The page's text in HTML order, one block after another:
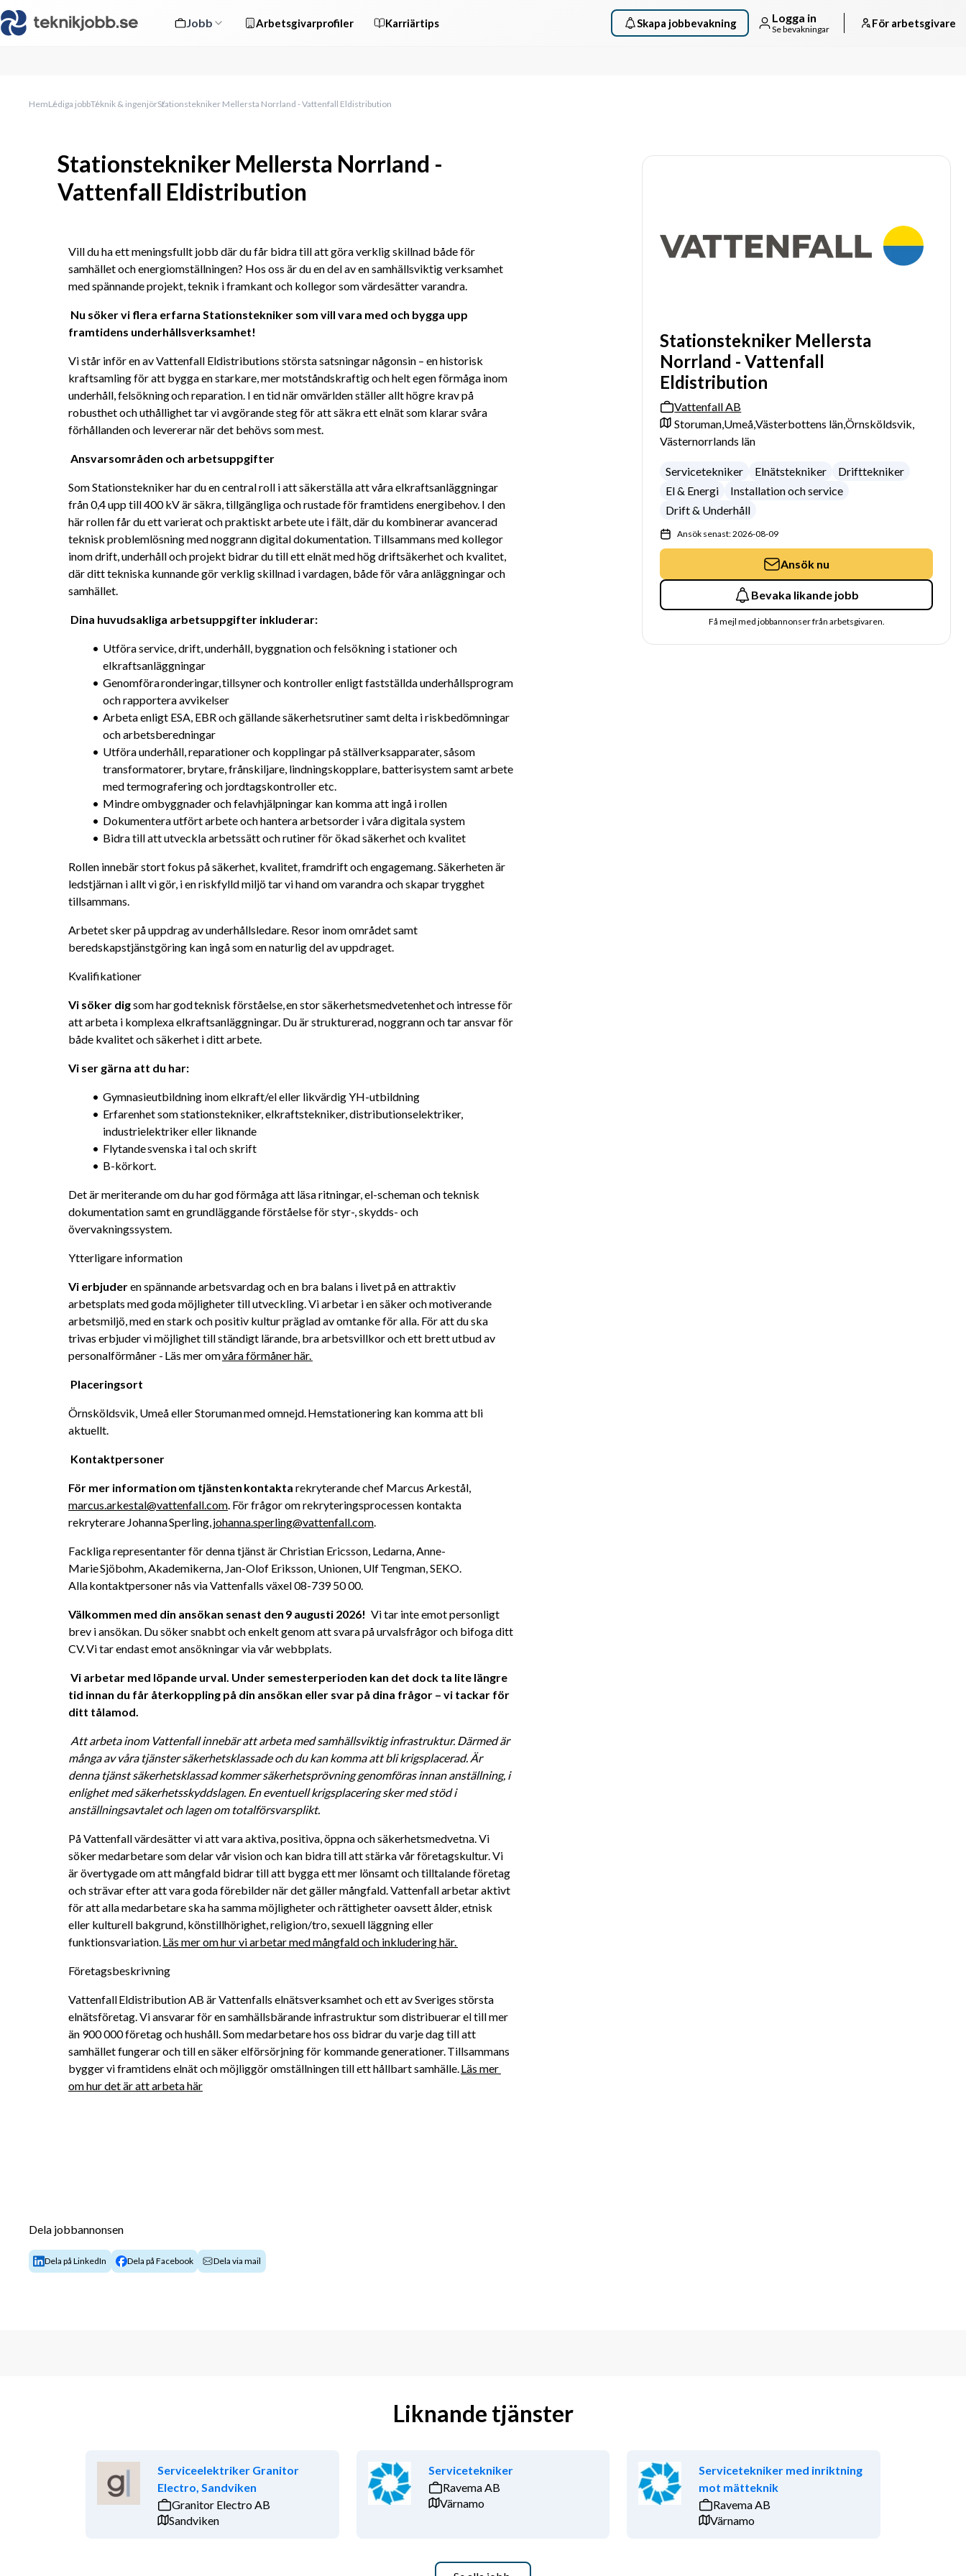
Jobb Arbetsgivarprofiler Karriärtips Skapa jobbevakning Logga in
Se bevakningar För arbetsgivare
HemLediga jobbTeknik & ingenjörStationstekniker Mellersta Norrland - Vattenfall Eldistribution
Stationstekniker Mellersta Norrland -
Vattenfall Eldistribution
Vill du ha ett meningsfullt jobb där du får bidra till att göra verklig skillnad både för
samhället och energiomställningen? Hos oss är du en del av en samhällsviktig verksamhet
med spännande projekt, teknik i framkant och kollegor som värdesätter varandra.
Nu söker vi flera erfarna Stationstekniker som vill vara med och bygga upp
framtidens underhållsverksamhet!
Vi står inför en av Vattenfall Eldistributions största satsningar någonsin – en historisk
kraftsamling för att bygga en starkare, mer motståndskraftig och helt egen förmåga inom
underhåll, felsökning och reparation. I en tid när omvärlden ställer allt högre krav på
robusthet och uthållighet tar vi avgörande steg för att säkra ett elnät som klarar svåra
förhållanden och levererar när det behövs som mest.
Ansvarsområden och arbetsuppgifter
Som Stationstekniker har du en central roll i att säkerställa att våra elkraftsanläggningar
från 0,4 upp till 400 kV är säkra, tillgängliga och rustade för framtidens energibehov. I den
här rollen får du ett varierat och praktiskt arbete ute i fält, där du kombinerar avancerad
teknisk problemlösning med noggrann digital dokumentation. Tillsammans med kollegor
inom drift, underhåll och projekt bidrar du till ett elnät med hög driftsäkerhet och kvalitet,
där ditt tekniska kunnande gör verklig skillnad i vardagen, både för våra anläggningar och
samhället.
Dina huvudsakliga arbetsuppgifter inkluderar:
Utföra service, drift, underhåll, byggnation och felsökning i stationer och
elkraftsanläggningar
Genomföra ronderingar, tillsyner och kontroller enligt fastställda underhållsprogram
och rapportera avvikelser
Arbeta enligt ESA, EBR och gällande säkerhetsrutiner samt delta i riskbedömningar
och arbetsberedningar
Utföra underhåll, reparationer och kopplingar på ställverksapparater, såsom
transformatorer, brytare, frånskiljare, lindningskopplare, batterisystem samt arbete
med termografering och jordtagskontroller etc.
Mindre ombyggnader och felavhjälpningar kan komma att ingå i rollen
Dokumentera utfört arbete och hantera arbetsorder i våra digitala system
Bidra till att utveckla arbetssätt och rutiner för ökad säkerhet och kvalitet
Rollen innebär stort fokus på säkerhet, kvalitet, framdrift och engagemang. Säkerheten är
ledstjärnan i allt vi gör, i en riskfylld miljö tar vi hand om varandra och skapar trygghet
tillsammans.
Arbetet sker på uppdrag av underhållsledare. Resor inom området samt
beredskapstjänstgöring kan ingå som en naturlig del av uppdraget.
Kvalifikationer
Vi söker dig som har god teknisk förståelse, en stor säkerhetsmedvetenhet och intresse för
att arbeta i komplexa elkraftsanläggningar. Du är strukturerad, noggrann och tar ansvar för
både kvalitet och säkerhet i ditt arbete.
Vi ser gärna att du har:
Gymnasieutbildning inom elkraft/el eller likvärdig YH-utbildning
Erfarenhet som stationstekniker, elkraftstekniker, distributionselektriker,
industrielektriker eller liknande
Flytande svenska i tal och skrift
B-körkort.
Det är meriterande om du har god förmåga att läsa ritningar, el-scheman och teknisk
dokumentation samt en grundläggande förståelse för styr-, skydds- och
övervakningssystem.
Ytterligare information
Vi erbjuder en spännande arbetsvardag och en bra balans i livet på en attraktiv
arbetsplats med goda möjligheter till utveckling. Vi arbetar i en säker och motiverande
arbetsmiljö, med en stark och positiv kultur präglad av omtanke för alla. För att du ska
trivas erbjuder vi möjlighet till ständigt lärande, bra arbetsvillkor och ett brett utbud av
personalförmåner - Läs mer om våra förmåner här.
Placeringsort
Örnsköldsvik, Umeå eller Storuman med omnejd. Hemstationering kan komma att bli
aktuellt.
Kontaktpersoner
För mer information om tjänsten kontakta
marcus.arkestal@vattenfall.com. För frågor om rekryteringsprocessen kontakta
rekryterare Johanna Sperling, johanna.sperling@vattenfall.com.
Fackliga representanter för denna tjänst är Christian Ericsson, Ledarna, Anne-
Marie Sjöbohm, Akademikerna, Jan-Olof Eriksson, Unionen, Ulf Tengman, SEKO.
Alla kontaktpersoner nås via Vattenfalls växel 08-739 50 00.
Välkommen med din ansökan senast den 9 augusti 2026! Vi tar inte emot personligt
brev i ansökan. Du söker snabbt och enkelt genom att svara på urvalsfrågor och bifoga ditt
CV. Vi tar endast emot ansökningar via vår webbplats.
Vi arbetar med löpande urval. Under semesterperioden kan det dock ta lite längre
tid innan du får återkoppling på din ansökan eller svar på dina frågor – vi tackar för
ditt tålamod.
Att arbeta inom Vattenfall innebär att arbeta med samhällsviktig infrastruktur. Därmed är
många av våra tjänster säkerhetsklassade och du kan komma att bli krigsplacerad. Är
denna tjänst säkerhetsklassad kommer säkerhetsprövning genomföras innan anställning, i
enlighet med säkerhetsskyddslagen. En eventuell krigsplacering sker med stöd i
anställningsavtalet och lagen om totalförsvarsplikt.
På Vattenfall värdesätter vi att vara aktiva, positiva, öppna och säkerhetsmedvetna. Vi
söker medarbetare som delar vår vision och kan bidra till att stärka vår företagskultur. Vi
är övertygade om att mångfald bidrar till att bygga ett mer lönsamt och tilltalande företag
och strävar efter att vara goda förebilder när det gäller mångfald. Vattenfall arbetar aktivt
för att alla medarbetare ska ha samma möjligheter och rättigheter oavsett ålder, etnisk
eller kulturell bakgrund, könstillhörighet, religion/tro, sexuell läggning eller
funktionsvariation. Läs mer om hur vi arbetar med mångfald och inkludering här.
Företagsbeskrivning
Vattenfall Eldistribution AB är Vattenfalls elnätsverksamhet och ett av Sveriges största
elnätsföretag. Vi ansvarar för en samhällsbärande infrastruktur som distribuerar el till mer
än 900 000 företag och hushåll. Som medarbetare hos oss bidrar du varje dag till att
samhället fungerar och till en säker elförsörjning för kommande generationer. Tillsammans
bygger vi framtidens elnät och möjliggör omställningen till ett hållbart samhälle. Läs mer
om hur det är att arbeta här
Stationstekniker Mellersta
Norrland - Vattenfall
Eldistribution
Vattenfall AB
Storuman,Umeå,Västerbottens län,Örnsköldsvik,
Västernorrlands län
Servicetekniker Elnätstekniker
Drifttekniker
El & Energi
Installation och service
Drift & Underhåll
Ansök senast: 2026-08-09
Ansök nu
Bevaka likande jobb
Få mejl med jobbannonser från arbetsgivaren.
Dela jobbannonsen
Dela på LinkedIn Dela på Facebook Dela via mail
Liknande tjänster
Serviceelektriker Granitor
Electro, Sandviken
Granitor Electro AB
Sandviken
Servicetekniker
Ravema AB
Värnamo
Servicetekniker med inriktning
mot mätteknik
Ravema AB
Värnamo